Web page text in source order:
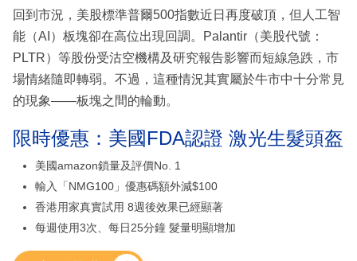
回到市況，美股標準普爾500指數近日再度破頂，但人工智
能（AI）板塊卻在高位出現回調。Palantir（美股代號：
PLTR）等股份受沽空機構及研究報告影響而短線急跌，市
場情緒隨即轉弱。不過，這種情況其實屬於牛市中十分常見
的現象——板塊之間的輪動。
限時優惠：美國FDA認證 激光生髮頭盔
美國amazon鎖量及評價No. 1
輸入「NMG100」優惠碼額外減$100
香港用家真實試用 8週後效果已經顯著
每週使用3次、每日25分鐘 髮量明顯增加